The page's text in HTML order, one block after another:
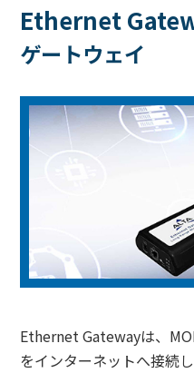
Ethernet
ゲートウェイ
Ethernet Gatewayは、
をインターネットへ接続